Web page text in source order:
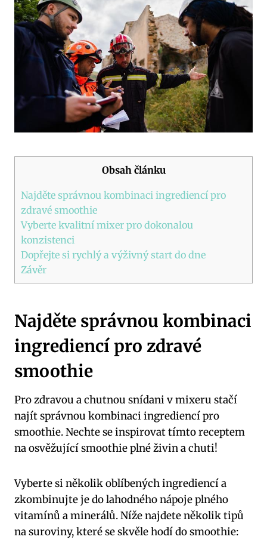
Obsah článku
Najděte správnou kombinaci ingrediencí pro
zdravé smoothie
Vyberte kvalitní mixer pro dokonalou
konzistenci
Dopřejte si rychlý a výživný start do dne
Závěr
Najděte správnou kombinaci
ingrediencí pro zdravé
smoothie
Pro zdravou a chutnou snídani v mixeru stačí
najít správnou kombinaci ingrediencí pro
smoothie. Nechte se inspirovat tímto receptem
na osvěžující smoothie plné živin a chuti!
Vyberte si několik oblíbených ingrediencí a
zkombinujte je do lahodného nápoje plného
vitamínů a minerálů. Níže najdete několik tipů
na suroviny, které se skvěle hodí do smoothie: